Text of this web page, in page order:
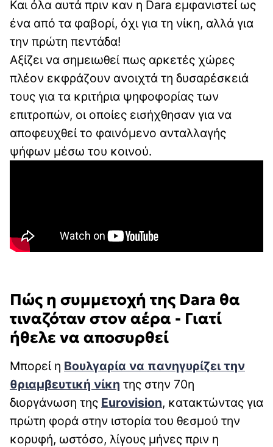
Και όλα αυτά πριν καν η Dara εμφανιστεί ως
ένα από τα φαβορί, όχι για τη νίκη, αλλά για
την πρώτη πεντάδα!
Αξίζει να σημειωθεί πως αρκετές χώρες
πλέον εκφράζουν ανοιχτά τη δυσαρέσκειά
τους για τα κριτήρια ψηφοφορίας των
επιτροπών, οι οποίες εισήχθησαν για να
αποφευχθεί το φαινόμενο ανταλλαγής
ψήφων μέσω του κοινού.
Πώς η συμμετοχή της Dara θα
τιναζόταν στον αέρα - Γιατί
ήθελε να αποσυρθεί
Μπορεί η Βουλγαρία να πανηγυρίζει την
θριαμβευτική νίκη της στην 70η
διοργάνωση της Eurovision, κατακτώντας για
πρώτη φορά στην ιστορία του θεσμού την
κορυφή, ωστόσο, λίγους μήνες πριν η